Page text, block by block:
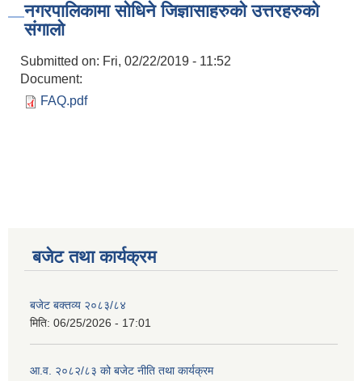
नगरपालिकामा सोधिने जिज्ञासाहरुको उत्तरहरुको
संगालो
Submitted on: Fri, 02/22/2019 - 11:52
Document:
FAQ.pdf
बजेट तथा कार्यक्रम
बजेट बक्तव्य २०८३/८४
मिति: 06/25/2026 - 17:01
आ.व. २०८२/८३ को बजेट नीति तथा कार्यक्रम